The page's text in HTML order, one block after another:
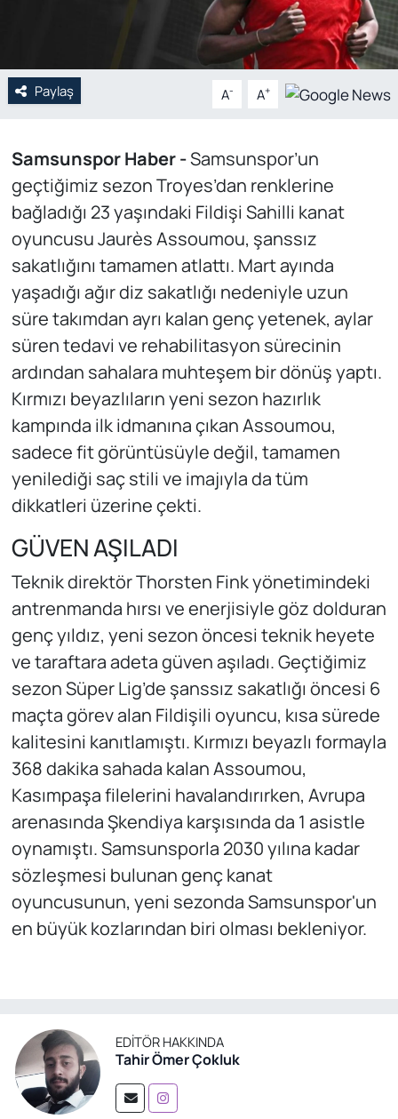
Paylaş A- A+
Samsunspor Haber -Samsunspor’un
geçtiğimiz sezon Troyes’dan renklerine
bağladığı 23 yaşındaki Fildişi Sahilli kanat
oyuncusu Jaurès Assoumou, şanssız
sakatlığını tamamen atlattı. Mart ayında
yaşadığı ağır diz sakatlığı nedeniyle uzun
süre takımdan ayrı kalan genç yetenek, aylar
süren tedavi ve rehabilitasyon sürecinin
ardından sahalara muhteşem bir dönüş yaptı.
Kırmızı beyazlıların yeni sezon hazırlık
kampında ilk idmanına çıkan Assoumou,
sadece fit görüntüsüyle değil, tamamen
yenilediği saç stili ve imajıyla da tüm
dikkatleri üzerine çekti.
GÜVEN AŞILADI
Teknik direktör Thorsten Fink yönetimindeki
antrenmanda hırsı ve enerjisiyle göz dolduran
genç yıldız, yeni sezon öncesi teknik heyete
ve taraftara adeta güven aşıladı. Geçtiğimiz
sezon Süper Lig’de şanssız sakatlığı öncesi 6
maçta görev alan Fildişili oyuncu, kısa sürede
kalitesini kanıtlamıştı. Kırmızı beyazlı formayla
368 dakika sahada kalan Assoumou,
Kasımpaşa filelerini havalandırırken, Avrupa
arenasında Şkendiya karşısında da 1 asistle
oynamıştı. Samsunsporla 2030 yılına kadar
sözleşmesi bulunan genç kanat
oyuncusunun, yeni sezonda Samsunspor'un
en büyük kozlarından biri olması bekleniyor.
EDITÖR HAKKINDA
Tahir Ömer Çokluk
Spor
Yerel